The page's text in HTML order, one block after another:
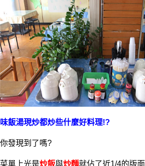
味飯湯現炒都炒些什麼好料理!?
你發現到了嗎?
菜單上光是炒飯與炒麵就佔了近1/4的版面